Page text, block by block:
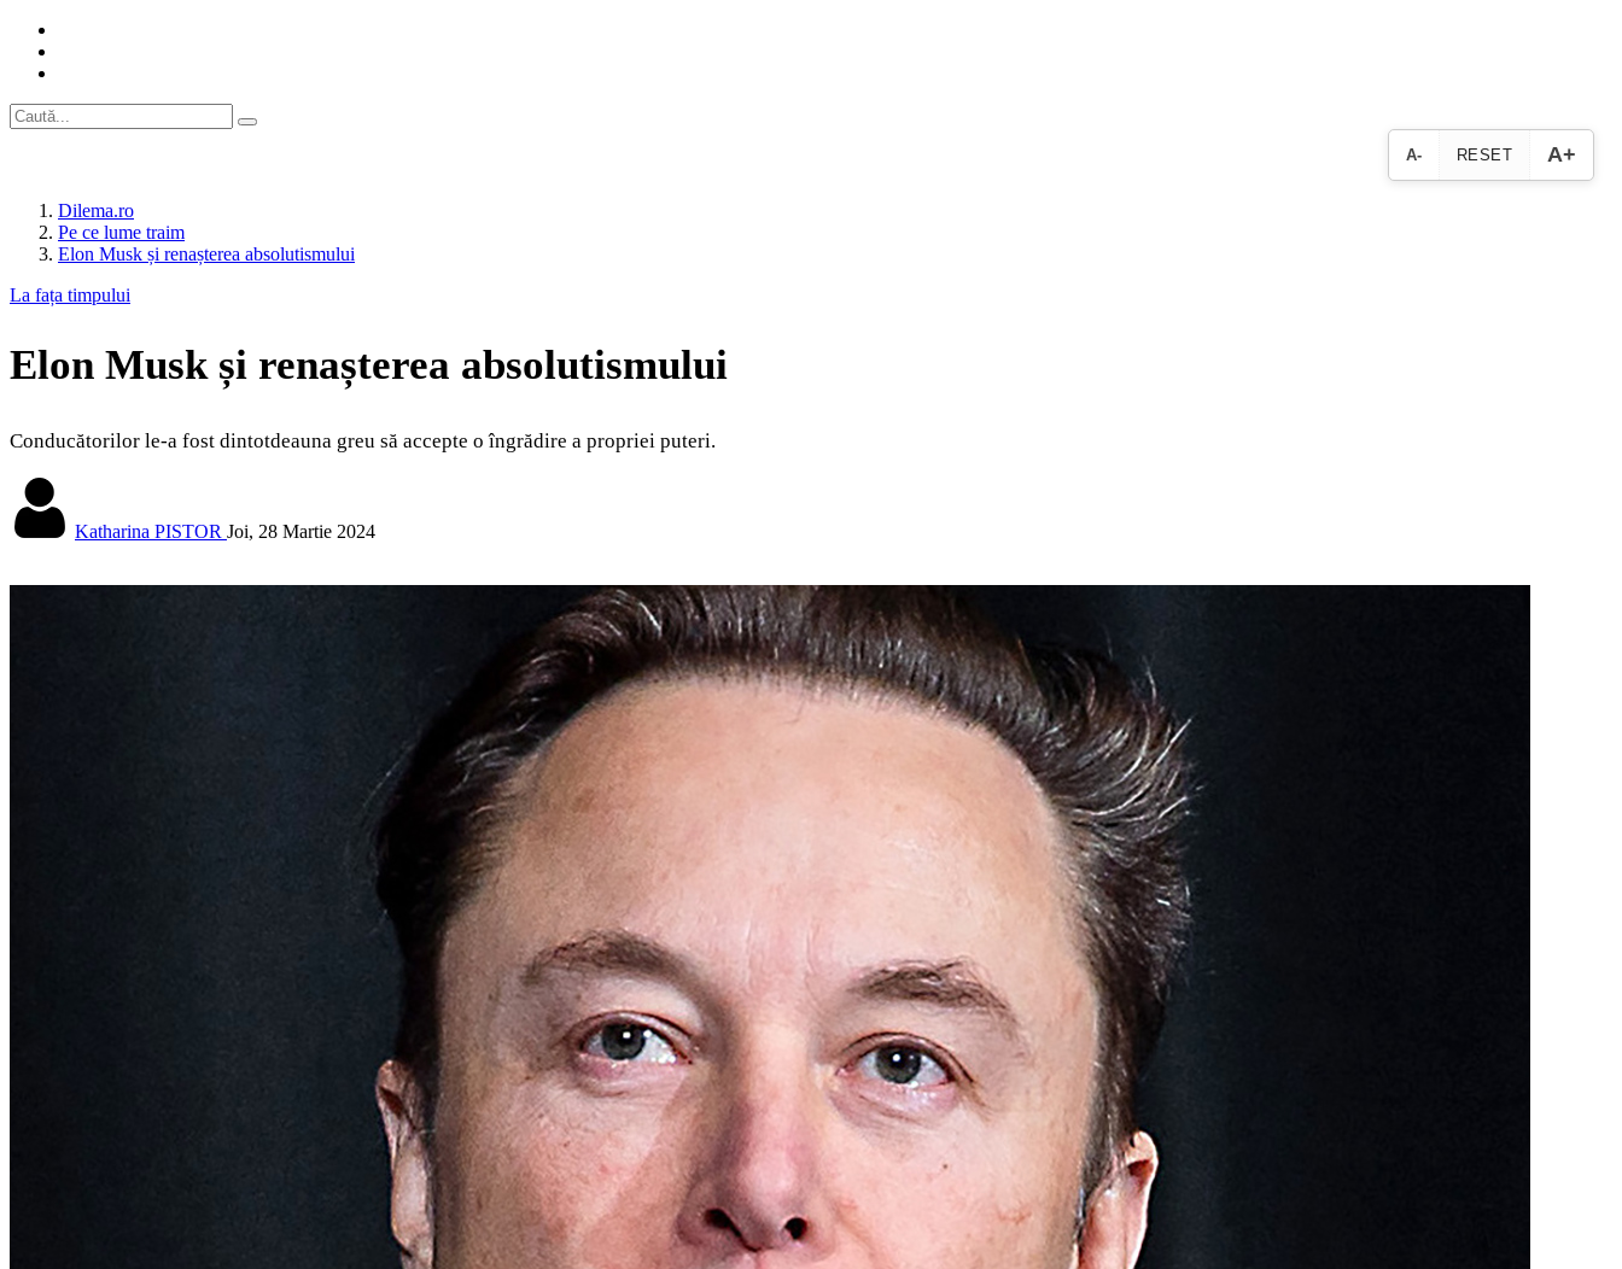
A- RESET A+
Dilema.ro
Pe ce lume traim
Elon Musk și renașterea absolutismului
La fața timpului
Elon Musk și renașterea absolutismului
Conducătorilor le-a fost dintotdeauna greu să accepte o îngrădire a propriei puteri.
Katharina PISTOR Joi, 28 Martie 2024